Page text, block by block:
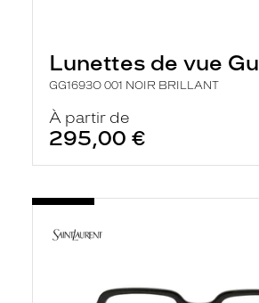
Lunettes de vue
GG1693O 001 NOIR BRILLANT
À partir de
295,00 €